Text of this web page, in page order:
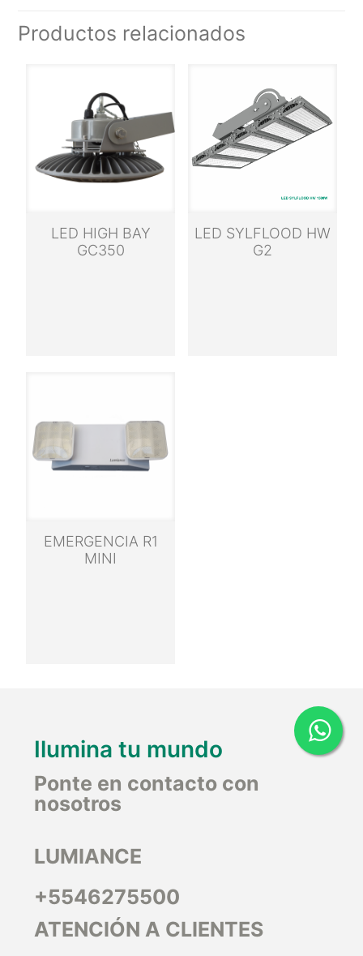
Productos relacionados
LED HIGH BAY
GC350
LED SYLFLOOD HW
G2
EMERGENCIA R1
MINI
Ilumina tu mundo
Ponte en contacto con
nosotros
LUMIANCE
+5546275500
ATENCIÓN A CLIENTES